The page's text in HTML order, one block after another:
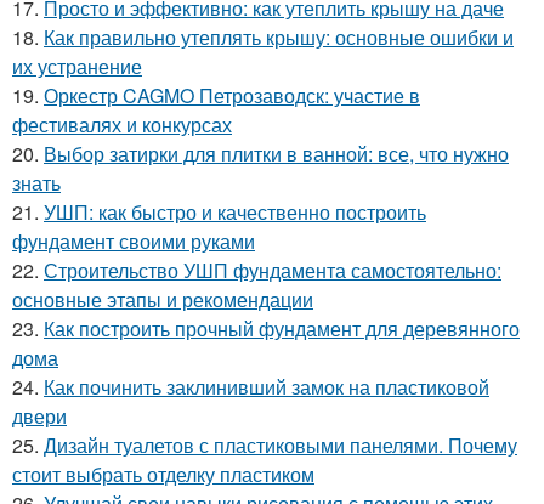
17. Просто и эффективно: как утеплить крышу на даче
18. Как правильно утеплять крышу: основные ошибки и
их устранение
19. Оркестр CAGMO Петрозаводск: участие в
фестивалях и конкурсах
20. Выбор затирки для плитки в ванной: все, что нужно
знать
21. УШП: как быстро и качественно построить
фундамент своими руками
22. Строительство УШП фундамента самостоятельно:
основные этапы и рекомендации
23. Как построить прочный фундамент для деревянного
дома
24. Как починить заклинивший замок на пластиковой
двери
25. Дизайн туалетов с пластиковыми панелями. Почему
стоит выбрать отделку пластиком